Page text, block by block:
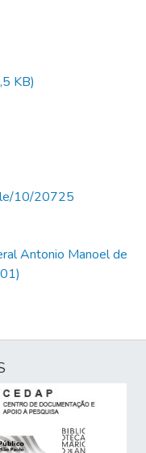
KB)
10/20725
Antonio Manoel de